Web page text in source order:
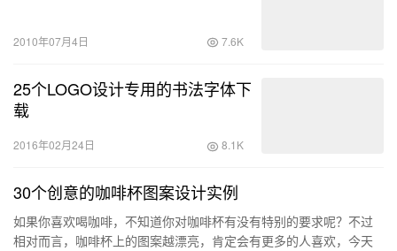
2010年07月4日 7.6K
25个LOGO设计专用的书法字体下
载
2016年02月24日 8.1K
30个创意的咖啡杯图案设计实例
如果你喜欢喝咖啡，不知道你对咖啡杯有没有特别的要求呢？不过
相对而言，咖啡杯上的图案越漂亮，肯定会有更多的人喜欢，今天